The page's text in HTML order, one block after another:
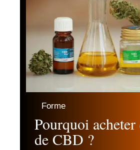
Forme
Pourquoi
de CBD ?